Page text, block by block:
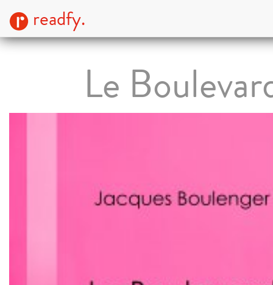
readfy.
Le